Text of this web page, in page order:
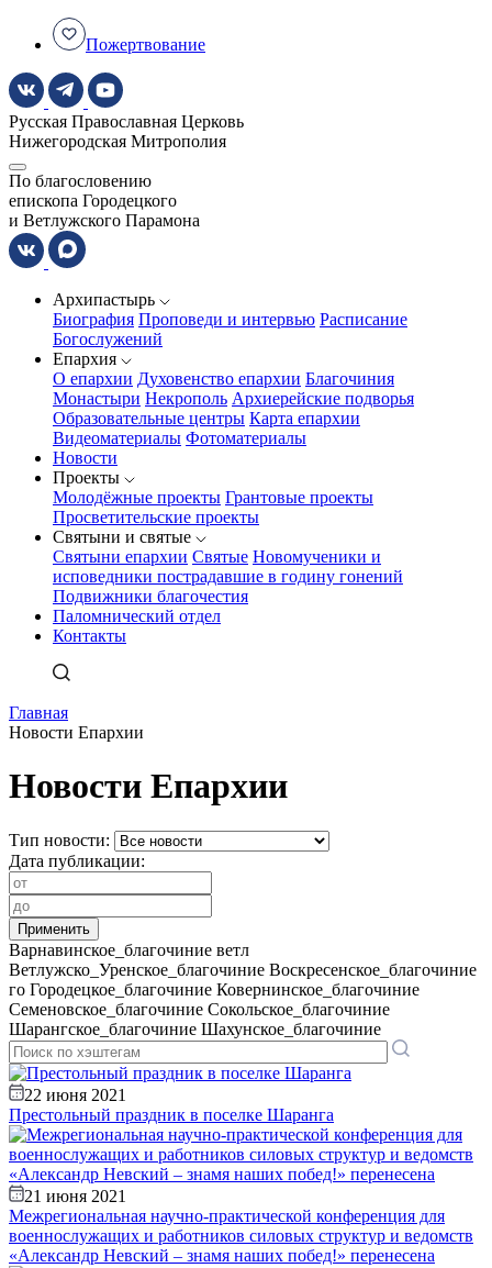
Пожертвование
Русская Православная Церковь
Нижегородская Митрополия
По благословению
епископа Городецкого
и Ветлужского Парамона
Архипастырь
Биография Проповеди и интервью Расписание
Богослужений
Епархия
О епархии Духовенство епархии Благочиния
Монастыри Некрополь Архиерейские подворья
Образовательные центры Карта епархии
Видеоматериалы Фотоматериалы
Новости
Проекты
Молодёжные проекты Грантовые проекты
Просветительские проекты
Святыни и святые
Святыни епархии Святые Новомученики и
исповедники пострадавшие в годину гонений
Подвижники благочестия
Паломнический отдел
Контакты
Главная
Новости Епархии
Новости Епархии
Тип новости:
Дата публикации:
Варнавинское_благочиние ветл
Ветлужско_Уренское_благочиние Воскресенское_благочиние
го Городецкое_благочиние Ковернинское_благочиние
Семеновское_благочиние Сокольское_благочиние
Шарангское_благочиние Шахунское_благочиние
22 июня 2021
Престольный праздник в поселке Шаранга
21 июня 2021
Межрегиональная научно-практической конференция для
военнослужащих и работников силовых структур и ведомств
«Александр Невский – знамя наших побед!» перенесена